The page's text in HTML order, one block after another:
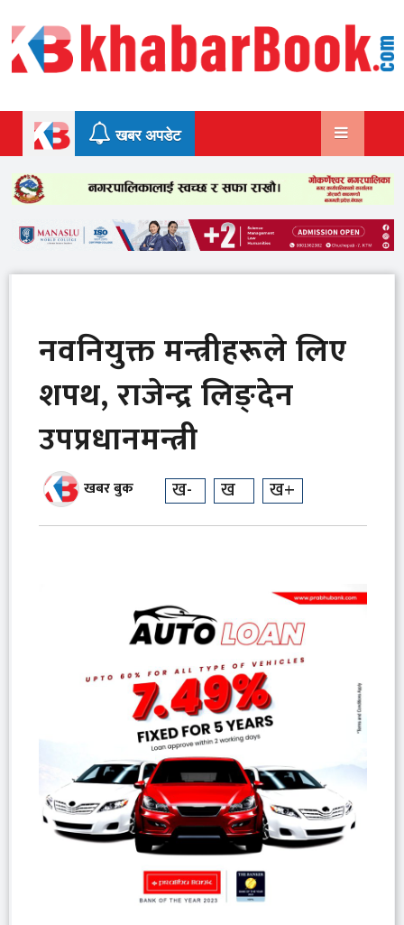
to
content
खबर अपडेट
नवनियुक्त मन्त्रीहरूले लिए
शपथ, राजेन्द्र लिङ्देन
उपप्रधानमन्त्री
खबर बुक ख- ख ख+